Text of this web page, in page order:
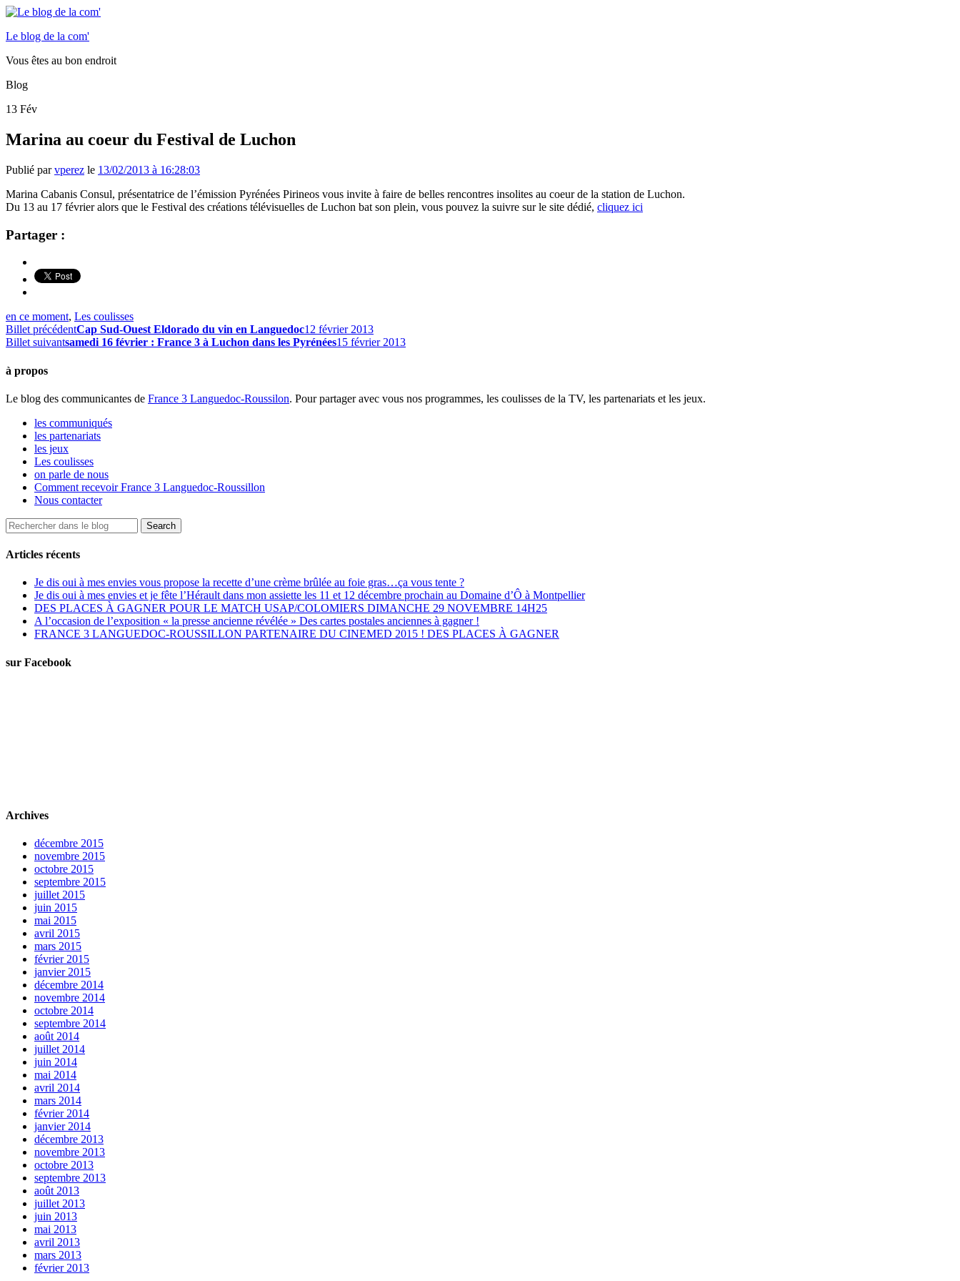
Le blog de la com'
Vous êtes au bon endroit
Blog
13 Fév
Marina au coeur du Festival de Luchon
Publié parvperez le 13/02/2013 à 16:28:03
Marina Cabanis Consul, présentatrice de l’émission Pyrénées Pirineos vous invite à faire de belles rencontres insolites au coeur de la station de Luchon.
Du 13 au 17 février alors que le Festival des créations télévisuelles de Luchon bat son plein, vous pouvez la suivre sur le site dédié, cliquez ici
Partager :
en ce moment, Les coulisses
Billet précédentCap Sud-Ouest Eldorado du vin en Languedoc12 février 2013
Billet suivantsamedi 16 février : France 3 à Luchon dans les Pyrénées15 février 2013
à propos
Le blog des communicantes de France 3 Languedoc-Roussilon. Pour partager avec vous nos programmes, les coulisses de la TV, les partenariats et les jeux.
les communiqués
les partenariats
les jeux
Les coulisses
on parle de nous
Comment recevoir France 3 Languedoc-Roussillon
Nous contacter
Articles récents
Je dis oui à mes envies vous propose la recette d’une crème brûlée au foie gras…ça vous tente ?
Je dis oui à mes envies et je fête l’Hérault dans mon assiette les 11 et 12 décembre prochain au Domaine d’Ô à Montpellier
DES PLACES À GAGNER POUR LE MATCH USAP/COLOMIERS DIMANCHE 29 NOVEMBRE 14H25
A l’occasion de l’exposition « la presse ancienne révélée » Des cartes postales anciennes à gagner !
FRANCE 3 LANGUEDOC-ROUSSILLON PARTENAIRE DU CINEMED 2015 ! DES PLACES À GAGNER
sur Facebook
Archives
décembre 2015
novembre 2015
octobre 2015
septembre 2015
juillet 2015
juin 2015
mai 2015
avril 2015
mars 2015
février 2015
janvier 2015
décembre 2014
novembre 2014
octobre 2014
septembre 2014
août 2014
juillet 2014
juin 2014
mai 2014
avril 2014
mars 2014
février 2014
janvier 2014
décembre 2013
novembre 2013
octobre 2013
septembre 2013
août 2013
juillet 2013
juin 2013
mai 2013
avril 2013
mars 2013
février 2013